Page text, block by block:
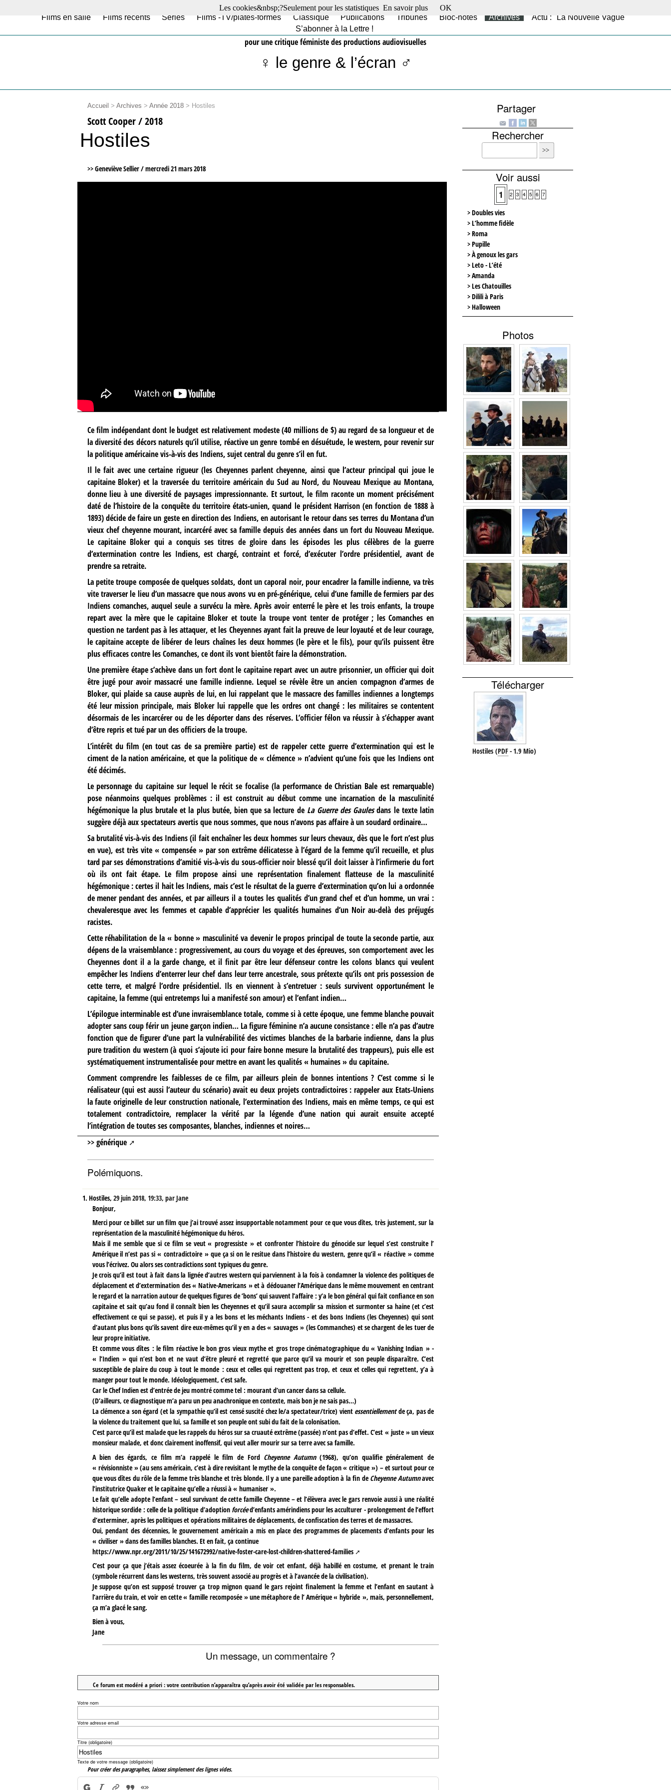
Films en salle Films récents Séries Films -TV/plates-formes Classique Publications Tribunes Bloc-notes Archives
Actu : "La Nouvelle Vague"
S’abonner à la Lettre !
pour une critique féministe des productions audiovisuelles
♀ le genre & l’écran ♂
Accueil > Archives > Année 2018> Hostiles
Scott Cooper / 2018
Hostiles
>> Geneviève Sellier /mercredi 21 mars 2018
Ce film indépendant dont le budget est relativement modeste (40 millions de $) au regard de sa longueur et de
la diversité des décors naturels qu’il utilise, réactive un genre tombé en désuétude, le western, pour revenir sur
la politique américaine vis-à-vis des Indiens, sujet central du genre s’il en fut.
Il le fait avec une certaine rigueur (les Cheyennes parlent cheyenne, ainsi que l’acteur principal qui joue le
capitaine Bloker) et la traversée du territoire américain du Sud au Nord, du Nouveau Mexique au Montana,
donne lieu à une diversité de paysages impressionnante. Et surtout, le film raconte un moment précisément
daté de l’histoire de la conquête du territoire états-unien, quand le président Harrison (en fonction de 1888 à
1893) décide de faire un geste en direction des Indiens, en autorisant le retour dans ses terres du Montana d’un
vieux chef cheyenne mourant, incarcéré avec sa famille depuis des années dans un fort du Nouveau Mexique.
Le capitaine Bloker qui a conquis ses titres de gloire dans les épisodes les plus célèbres de la guerre
d’extermination contre les Indiens, est chargé, contraint et forcé, d’exécuter l’ordre présidentiel, avant de
prendre sa retraite.
La petite troupe composée de quelques soldats, dont un caporal noir, pour encadrer la famille indienne, va très
vite traverser le lieu d’un massacre que nous avons vu en pré-générique, celui d’une famille de fermiers par des
Indiens comanches, auquel seule a survécu la mère. Après avoir enterré le père et les trois enfants, la troupe
repart avec la mère que le capitaine Bloker et toute la troupe vont tenter de protéger ; les Comanches en
question ne tardent pas à les attaquer, et les Cheyennes ayant fait la preuve de leur loyauté et de leur courage,
le capitaine accepte de libérer de leurs chaînes les deux hommes (le père et le fils), pour qu’ils puissent être
plus efficaces contre les Comanches, ce dont ils vont bientôt faire la démonstration.
Une première étape s’achève dans un fort dont le capitaine repart avec un autre prisonnier, un officier qui doit
être jugé pour avoir massacré une famille indienne. Lequel se révèle être un ancien compagnon d’armes de
Bloker, qui plaide sa cause auprès de lui, en lui rappelant que le massacre des familles indiennes a longtemps
été leur mission principale, mais Bloker lui rappelle que les ordres ont changé : les militaires se contentent
désormais de les incarcérer ou de les déporter dans des réserves. L’officier félon va réussir à s’échapper avant
d’être repris et tué par un des officiers de la troupe.
L’intérêt du film (en tout cas de sa première partie) est de rappeler cette guerre d’extermination qui est le
ciment de la nation américaine, et que la politique de « clémence » n’advient qu’une fois que les Indiens ont
été décimés.
Le personnage du capitaine sur lequel le récit se focalise (la performance de Christian Bale est remarquable)
pose néanmoins quelques problèmes : il est construit au début comme une incarnation de la masculinité
hégémonique la plus brutale et la plus butée, bien que sa lecture de La Guerre des Gaulesdans le texte latin
suggère déjà aux spectateurs avertis que nous sommes, que nous n’avons pas affaire à un soudard ordinaire…
Sa brutalité vis-à-vis des Indiens (il fait enchaîner les deux hommes sur leurs chevaux, dès que le fort n’est plus
en vue), est très vite « compensée » par son extrême délicatesse à l’égard de la femme qu’il recueille, et plus
tard par ses démonstrations d’amitié vis-à-vis du sous-officier noir blessé qu’il doit laisser à l’infirmerie du fort
où ils ont fait étape. Le film propose ainsi une représentation finalement flatteuse de la masculinité
hégémonique : certes il hait les Indiens, mais c’est le résultat de la guerre d’extermination qu’on lui a ordonnée
de mener pendant des années, et par ailleurs il a toutes les qualités d’un grand chef et d’un homme, un vrai :
chevaleresque avec les femmes et capable d’apprécier les qualités humaines d’un Noir au-delà des préjugés
racistes.
Cette réhabilitation de la « bonne » masculinité va devenir le propos principal de toute la seconde partie, aux
dépens de la vraisemblance : progressivement, au cours du voyage et des épreuves, son comportement avec les
Cheyennes dont il a la garde change, et il finit par être leur défenseur contre les colons blancs qui veulent
empêcher les Indiens d’enterrer leur chef dans leur terre ancestrale, sous prétexte qu’ils ont pris possession de
cette terre, et malgré l’ordre présidentiel. Ils en viennent à s’entretuer : seuls survivent opportunément le
capitaine, la femme (qui entretemps lui a manifesté son amour) et l’enfant indien…
L’épilogue interminable est d’une invraisemblance totale, comme si à cette époque, une femme blanche pouvait
adopter sans coup férir un jeune garçon indien… La figure féminine n’a aucune consistance : elle n’a pas d’autre
fonction que de figurer d’une part la vulnérabilité des victimes blanches de la barbarie indienne, dans la plus
pure tradition du western (à quoi s’ajoute ici pour faire bonne mesure la brutalité des trappeurs), puis elle est
systématiquement instrumentalisée pour mettre en avant les qualités « humaines » du capitaine.
Comment comprendre les faiblesses de ce film, par ailleurs plein de bonnes intentions ? C’est comme si le
réalisateur (qui est aussi l’auteur du scénario) avait eu deux projets contradictoires : rappeler aux Etats-Uniens
la faute originelle de leur construction nationale, l’extermination des Indiens, mais en même temps, ce qui est
totalement contradictoire, remplacer la vérité par la légende d’une nation qui aurait ensuite accepté
l’intégration de toutes ses composantes, blanches, indiennes et noires…
>> générique
Polémiquons.
1. Hostiles, 29 juin 2018, 19:33, parJane
Bonjour,
Merci pour ce billet sur un film que j’ai trouvé assez insupportable notamment pour ce que vous dîtes, très justement, sur la
représentation de la masculinité hégémonique du héros.
Mais il me semble que si ce film se veut « progressiste » et confronter l’histoire du génocide sur lequel s’est construite l’
Amérique il n’est pas si « contradictoire » que ça si on le resitue dans l’histoire du western, genre qu’il « réactive » comme
vous l’écrivez. Ou alors ses contradictions sont typiques du genre.
Je crois qu’il est tout à fait dans la lignée d’autres western qui parviennent à la fois à condamner la violence des politiques de
déplacement et d’extermination des « Native-Americans » et à dédouaner l’Amérique dans le même mouvement en centrant
le regard et la narration autour de quelques figures de ’bons’ qui sauvent l’affaire : y’a le bon général qui fait confiance en son
capitaine et sait qu’au fond il connaît bien les Cheyennes et qu’il saura accomplir sa mission et surmonter sa haine (et c’est
effectivement ce qui se passe), et puis il y a les bons et les méchants Indiens - et des bons Indiens (les Cheyennes) qui sont
d’autant plus bons qu’ils savent dire eux-mêmes qu’il y en a des « sauvages » (les Commanches) et se chargent de les tuer de
leur propre initiative.
Et comme vous dîtes : le film réactive le bon gros vieux mythe et gros trope cinématographique du « Vanishing Indian » -
« l’Indien » qui n’est bon et ne vaut d’être pleuré et regretté que parce qu’il va mourir et son peuple disparaître. C’est
susceptible de plaire du coup à tout le monde : ceux et celles qui regrettent pas trop, et ceux et celles qui regrettent, y’a à
manger pour tout le monde. Idéologiquement, c’est safe.
Car le Chef Indien est d’entrée de jeu montré comme tel : mourant d’un cancer dans sa cellule.
(D’ailleurs, ce diagnostique m’a paru un peu anachronique en contexte, mais bon je ne sais pas…)
La clémence a son égard (et la sympathie qu’il est censé suscité chez le/a spectateur/trice) vient essentiellementde ça, pas de
la violence du traitement que lui, sa famille et son peuple ont subi du fait de la colonisation.
C’est parce qu’il est malade que les rappels du héros sur sa cruauté extrême (passée) n’ont pas d’effet. C’est « juste » un vieux
monsieur malade, et donc clairement inoffensif, qui veut aller mourir sur sa terre avec sa famille.
A bien des égards, ce film m’a rappelé le film de Ford Cheyenne Autumn(1968), qu’on qualifie généralement de
« révisionniste » (au sens américain, c’est à dire revisitant le mythe de la conquête de façon « critique ») – et surtout pour ce
que vous dîtes du rôle de la femme très blanche et très blonde. Il y a une pareille adoption à la fin de Cheyenne Autumnavec
l’institutrice Quaker et le capitaine qu’elle a réussi à « humaniser ».
Le fait qu’elle adopte l’enfant – seul survivant de cette famille Cheyenne – et l’élèvera avec le gars renvoie aussi à une réalité
historique sordide : celle de la politique d’adoptionforcéed’enfants amérindiens pour les acculturer - prolongement de l’effort
d’exterminer, après les politiques et opérations militaires de déplacements, de confiscation des terres et de massacres.
Oui, pendant des décennies, le gouvernement américain a mis en place des programmes de placements d’enfants pour les
« civiliser » dans des familles blanches. Et en fait, ça continue
https://www.npr.org/2011/10/25/141672992/native-foster-care-lost-children-shattered-families
C’est pour ça que j’étais assez écoeurée à la fin du film, de voir cet enfant, déjà habillé en costume, et prenant le train
(symbole récurrent dans les westerns, très souvent associé au progrès et à l’avancée de la civilisation).
Je suppose qu’on est supposé trouver ça trop mignon quand le gars rejoint finalement la femme et l’enfant en sautant à
l’arrière du train, et voir en cette « famille recomposée » une métaphore de l’ Amérique « hybride », mais, personnellement,
ça m’a glacé le sang.
Bien à vous,
Jane
Un message, un commentaire ?
Ce forum est modéré a priori : votre contribution n’apparaîtra qu’après avoir été validée par les responsables.
Votre nom
Votre adresse email
Titre (obligatoire)
Texte de votre message (obligatoire)
Pour créer des paragraphes, laissez simplement des lignes vides.
Partager
Rechercher
Voir aussi
1 2 3 4 5 6 7
> Doubles vies
> L’homme fidèle
> Roma
> Pupille
> À genoux les gars
> Leto - L’été
> Amanda
> Les Chatouilles
> Dilili à Paris
> Halloween
Photos
Télécharger
Hostiles (PDF-1.9 Mio)
Les cookies&nbsp;?Seulement pour les statistiques En savoir plus OK